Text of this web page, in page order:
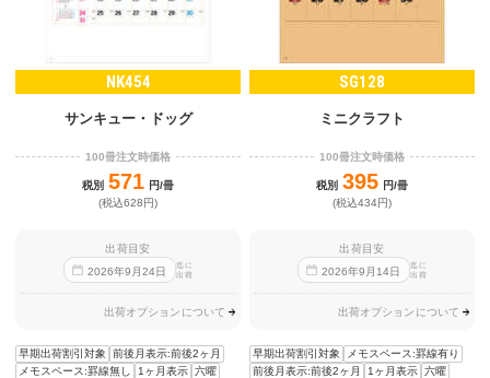
NK454
サンキュー・ドッグ
100冊注文時価格
税別 571 円/冊
(税込628円)
出荷目安
2026年9 月24日
迄に
出荷
出荷オプションについて
早期出荷割引対象
前後月表示:前後2ヶ月
メモスペース:罫線無し
1ヶ月表示 六曜
SG128
ミニクラフト
100冊注文時価格
税別 395 円/冊
(税込434円)
出荷目安
2026年9 月 14日
迄に
出荷
出荷オプションについて
早期出荷割引対象
メモスペース:罫線有り
前後月表示:前後2ヶ月
1ヶ月表示 六曜